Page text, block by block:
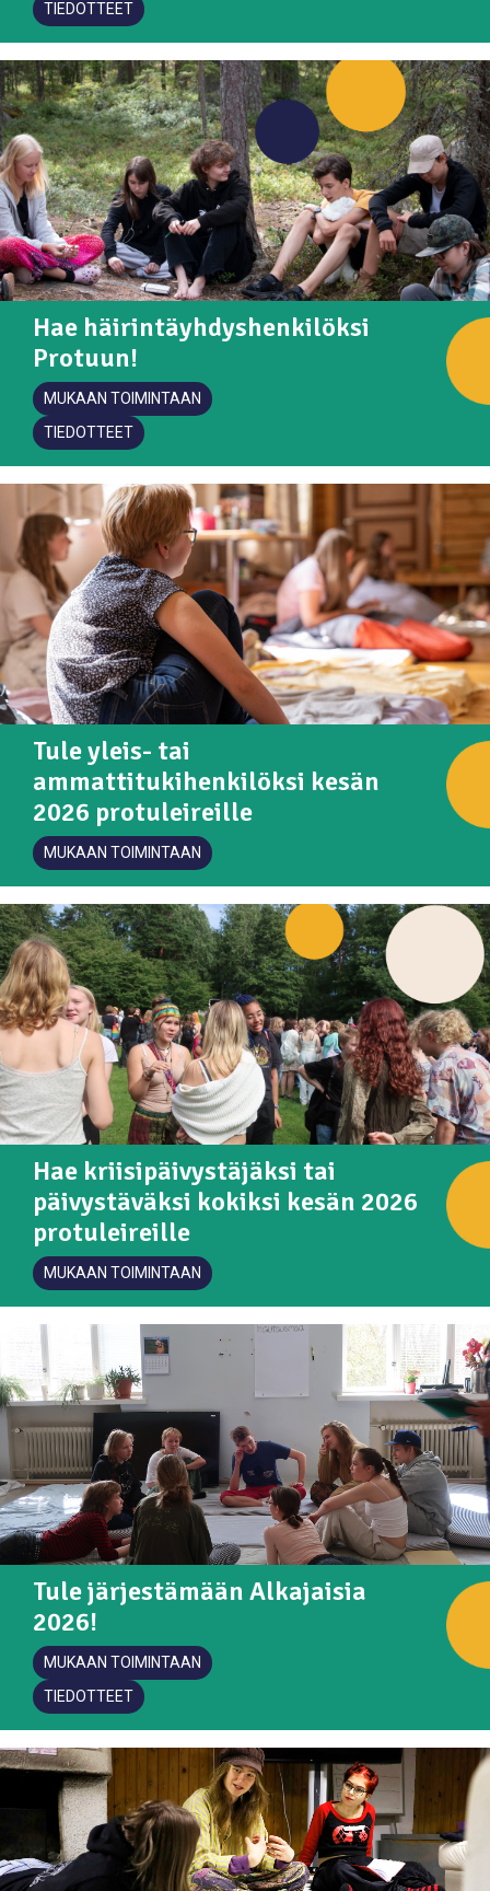
TIEDOTTEET
Hae häirintäyhdyshenkilöksi
Protuun!
MUKAAN TOIMINTAAN
TIEDOTTEET
Tule yleis- tai
ammattitukihenkilöksi kesän
2026 protuleireille
MUKAAN TOIMINTAAN
Hae kriisipäivystäjäksi tai
päivystäväksi kokiksi kesän 2026
protuleireille
MUKAAN TOIMINTAAN
Tule järjestämään Alkajaisia
2026!
MUKAAN TOIMINTAAN
TIEDOTTEET